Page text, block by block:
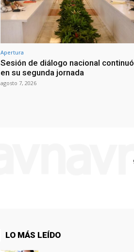
Apertura
Sesión de diálogo nacional continuó
en su segunda jornada
agosto 7, 2026
LO MÁS LEÍDO